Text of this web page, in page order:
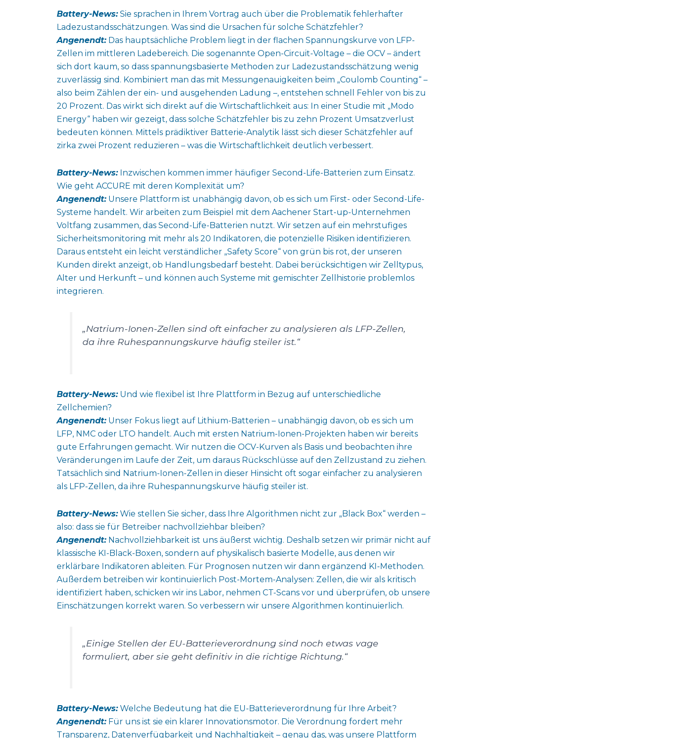
Battery-News:Sie sprachen in Ihrem Vortrag auch über die Problematik fehlerhafter
Ladezustandsschätzungen. Was sind die Ursachen für solche Schätzfehler?
Angenendt:Das hauptsächliche Problem liegt in der flachen Spannungskurve von LFP-
Zellen im mittleren Ladebereich. Die sogenannte Open-Circuit-Voltage – die OCV – ändert
sich dort kaum, so dass spannungsbasierte Methoden zur Ladezustandsschätzung wenig
zuverlässig sind. Kombiniert man das mit Messungenauigkeiten beim „Coulomb Counting“ –
also beim Zählen der ein- und ausgehenden Ladung –, entstehen schnell Fehler von bis zu
20 Prozent. Das wirkt sich direkt auf die Wirtschaftlichkeit aus: In einer Studie mit „Modo
Energy“ haben wir gezeigt, dass solche Schätzfehler bis zu zehn Prozent Umsatzverlust
bedeuten können. Mittels prädiktiver Batterie-Analytik lässt sich dieser Schätzfehler auf
zirka zwei Prozent reduzieren – was die Wirtschaftlichkeit deutlich verbessert.
Battery-News:Inzwischen kommen immer häufiger Second-Life-Batterien zum Einsatz.
Wie geht ACCURE mit deren Komplexität um?
Angenendt:Unsere Plattform ist unabhängig davon, ob es sich um First- oder Second-Life-
Systeme handelt. Wir arbeiten zum Beispiel mit dem Aachener Start-up-Unternehmen
Voltfang zusammen, das Second-Life-Batterien nutzt. Wir setzen auf ein mehrstufiges
Sicherheitsmonitoring mit mehr als 20 Indikatoren, die potenzielle Risiken identifizieren.
Daraus entsteht ein leicht verständlicher „Safety Score“ von grün bis rot, der unseren
Kunden direkt anzeigt, ob Handlungsbedarf besteht. Dabei berücksichtigen wir Zelltypus,
Alter und Herkunft – und können auch Systeme mit gemischter Zellhistorie problemlos
integrieren.
„Natrium-Ionen-Zellen sind oft einfacher zu analysieren als LFP-Zellen,
da ihre Ruhespannungskurve häufig steiler ist.“
Battery-News:Und wie flexibel ist Ihre Plattform in Bezug auf unterschiedliche
Zellchemien?
Angenendt:Unser Fokus liegt auf Lithium-Batterien – unabhängig davon, ob es sich um
LFP, NMC oder LTO handelt. Auch mit ersten Natrium-Ionen-Projekten haben wir bereits
gute Erfahrungen gemacht. Wir nutzen die OCV-Kurven als Basis und beobachten ihre
Veränderungen im Laufe der Zeit, um daraus Rückschlüsse auf den Zellzustand zu ziehen.
Tatsächlich sind Natrium-Ionen-Zellen in dieser Hinsicht oft sogar einfacher zu analysieren
als LFP-Zellen, da ihre Ruhespannungskurve häufig steiler ist.
Battery-News:Wie stellen Sie sicher, dass Ihre Algorithmen nicht zur „Black Box“ werden –
also: dass sie für Betreiber nachvollziehbar bleiben?
Angenendt:Nachvollziehbarkeit ist uns äußerst wichtig. Deshalb setzen wir primär nicht auf
klassische KI-Black-Boxen, sondern auf physikalisch basierte Modelle, aus denen wir
erklärbare Indikatoren ableiten. Für Prognosen nutzen wir dann ergänzend KI-Methoden.
Außerdem betreiben wir kontinuierlich Post-Mortem-Analysen: Zellen, die wir als kritisch
identifiziert haben, schicken wir ins Labor, nehmen CT-Scans vor und überprüfen, ob unsere
Einschätzungen korrekt waren. So verbessern wir unsere Algorithmen kontinuierlich.
„Einige Stellen der EU-Batterieverordnung sind noch etwas vage
formuliert, aber sie geht definitiv in die richtige Richtung.“
Battery-News:Welche Bedeutung hat die EU-Batterieverordnung für Ihre Arbeit?
Angenendt:Für uns ist sie ein klarer Innovationsmotor. Die Verordnung fordert mehr
Transparenz, Datenverfügbarkeit und Nachhaltigkeit – genau das, was unsere Plattform